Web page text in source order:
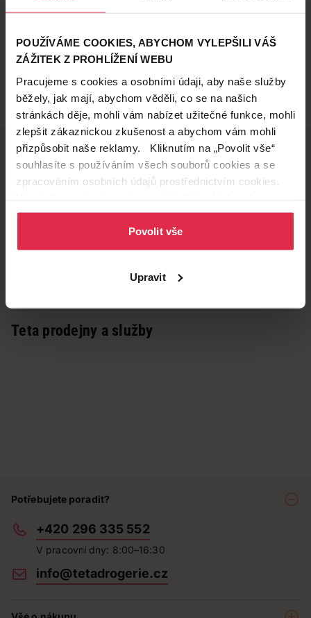
POUŽÍVÁME COOKIES, ABYCHOM VYLEPŠILI VÁŠ
ZÁŽITEK Z PROHLÍŽENÍ WEBU
Pracujeme s cookies a osobními údaji, aby naše služby
běžely, jak mají, abychom věděli, co se na našich
stránkách děje, mohli vám nabízet užitečné funkce, mohli
zlepšit zákaznickou zkušenost a abychom vám mohli
přizpůsobit naše reklamy. Kliknutím na „Povolit vše“
souhlasíte s používáním všech souborů cookies a se
zpracováním osobních údajů prostřednictvím cookies.
osobních údajů.
Povolit vše
Upravit
Doručení zdarma Věrnostní slevy
Teta prodejny a služby
Potřebujete poradit?
+420 296 335 552
V pracovní dny: 8:00–16:30
info@tetadrogerie.cz